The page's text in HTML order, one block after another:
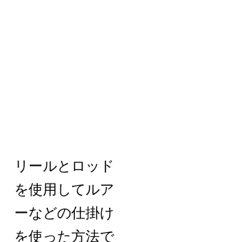
リールとロッド
を使用してルア
ーなどの仕掛け
を使った方法で